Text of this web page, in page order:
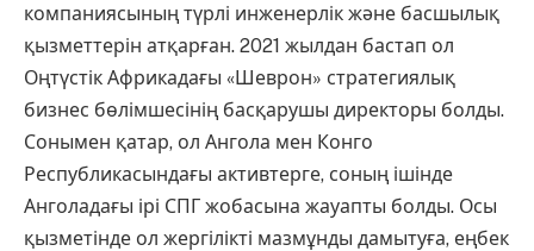
компаниясының түрлі инженерлік және басшылық
қызметтерін атқарған. 2021 жылдан бастап ол
Оңтүстік Африкадағы «Шеврон» стратегиялық
бизнес бөлімшесінің басқарушы директоры болды.
Сонымен қатар, ол Ангола мен Конго
Республикасындағы активтерге, соның ішінде
Анголадағы ірі СПГ жобасына жауапты болды. Осы
қызметінде ол жергілікті мазмұнды дамытуға, еңбек